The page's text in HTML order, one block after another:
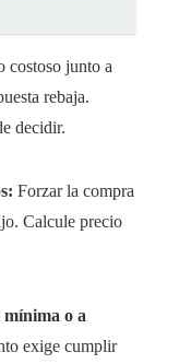
costoso junto a
rebaja.
decidir.
Forzar la compra
Calcule precio
mínima o a
exige cumplir